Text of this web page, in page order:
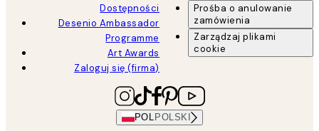
Dostępności
Desenio Ambassador
Programme
Art Awards
Zaloguj się (firma)
Prośba o anulowanie
zamówienia
Zarządzaj plikami
cookie
POL POLSKI